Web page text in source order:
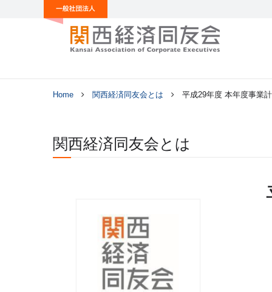
Home 関西経済同友会とは 平成29年度 本年度事業
関西経済同友会とは